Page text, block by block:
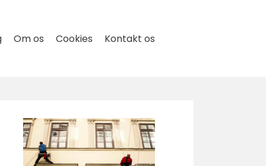
Om os Cookies Kontakt os